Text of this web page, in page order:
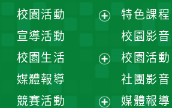
展
開
單
校園活動
選
宣導活動
校園生活
媒體報導
競賽活動
特色課程
校園影音
校園活動
社團影音
媒體報導